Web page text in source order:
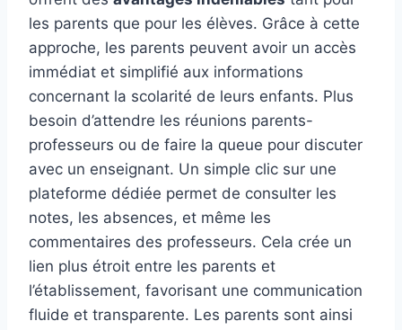
les parents que pour les élèves. Grâce à cette
approche, les parents peuvent avoir un accès
immédiat et simplifié aux informations
concernant la scolarité de leurs enfants. Plus
besoin d’attendre les réunions parents-
professeurs ou de faire la queue pour discuter
avec un enseignant. Un simple clic sur une
plateforme dédiée permet de consulter les
notes, les absences, et même les
commentaires des professeurs. Cela crée un
lien plus étroit entre les parents et
l’établissement, favorisant une communication
fluide et transparente. Les parents sont ainsi